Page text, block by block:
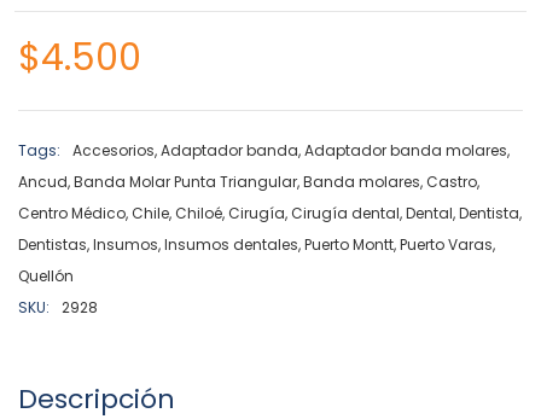
$4.500
Tags: Accesorios,Adaptador banda,Adaptador banda molares,
Ancud,Banda Molar Punta Triangular,Banda molares,Castro,
Centro Médico,Chile,Chiloé,Cirugía,Cirugía dental,Dental,Dentista,
Dentistas,Insumos,Insumos dentales,Puerto Montt,Puerto Varas,
Quellón
SKU:
2928
Descripción